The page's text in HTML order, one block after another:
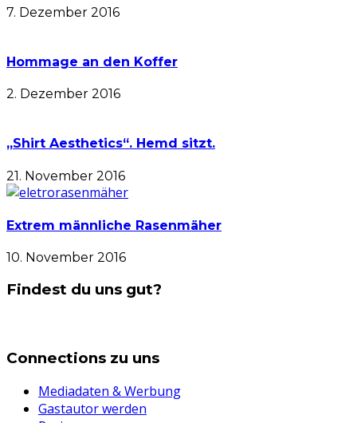
7. Dezember 2016
Hommage an den Koffer
2. Dezember 2016
„Shirt Aesthetics“. Hemd sitzt.
21. November 2016
Extrem männliche Rasenmäher
10. November 2016
Findest du uns gut?
Connections zu uns
Mediadaten & Werbung
Gastautor werden